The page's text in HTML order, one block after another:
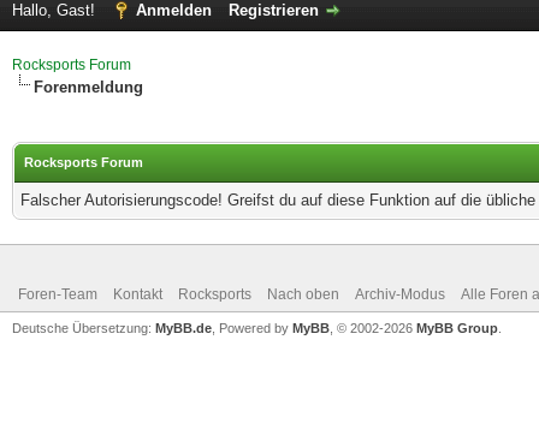
Hallo, Gast! Anmelden Registrieren
Rocksports Forum
Forenmeldung
Rocksports Forum
Falscher Autorisierungscode! Greifst du auf diese Funktion auf die
Foren-Team Kontakt Rocksports Nach oben Archiv-Modus Alle Foren
Deutsche Übersetzung: MyBB.de , Powered by MyBB , © 2002-2026 MyBB Group